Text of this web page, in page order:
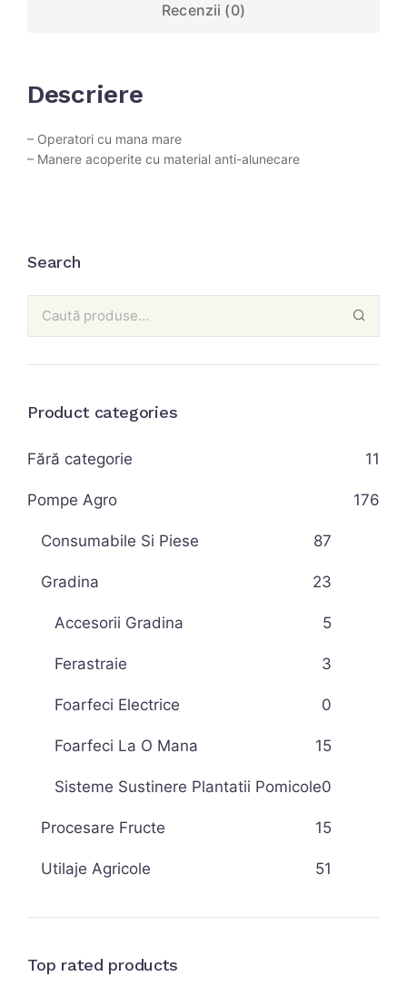
Recenzii (0)
Descriere
– Operatori cu mana mare
– Manere acoperite cu material anti-alunecare
Search
Product categories
Fără categorie 11
Pompe Agro 176
Consumabile Si Piese 87
Gradina 23
Accesorii Gradina 5
Ferastraie 3
Foarfeci Electrice 0
Foarfeci La O Mana 15
Sisteme Sustinere Plantatii Pomicole0
Procesare Fructe 15
Utilaje Agricole 51
Top rated products